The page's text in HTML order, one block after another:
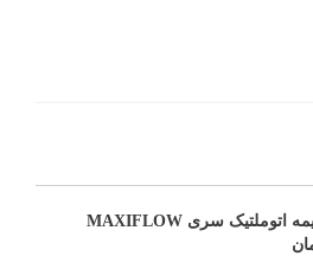
پانل تامین گاز استیلن نیمه اتوملتیک سری MAXIFLOW